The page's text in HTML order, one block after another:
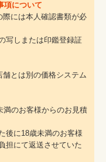
項について
際には本人確認書類が必
写しまたは印鑑登録証
舗とは別の価格システム
満のお客様からのお見積
後に18歳未満のお客様
担にて返送させていた